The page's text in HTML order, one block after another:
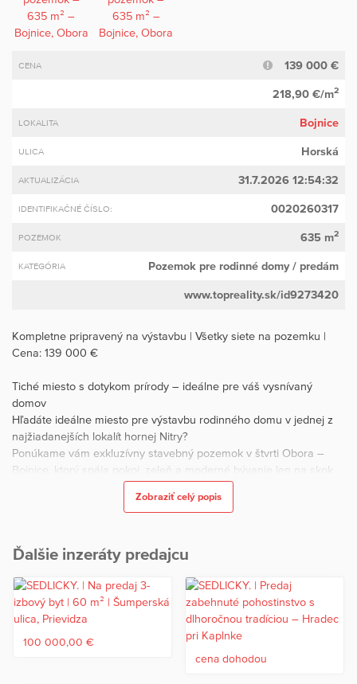
CENA 139 000 €
218,90 €/m2
LOKALITA Bojnice
ULICA Horská
AKTUALIZÁCIA 31.7.2026 12:54:32
IDENTIFIKAČNÉ ČÍSLO: 0020260317
POZEMOK 635 m2
KATEGÓRIA Pozemok pre rodinné domy/ predám
www.topreality.sk/id9273420
Kompletne pripravený na výstavbu | Všetky siete na pozemku |
Cena: 139 000 €
Tiché miesto s dotykom prírody – ideálne pre váš vysnívaný
domov
Hľadáte ideálne miesto pre výstavbu rodinného domu v jednej z
najžiadanejších lokalít hornej Nitry?
Ponúkame vám exkluzívny stavebný pozemok v štvrti Obora –
Bojnice, ktorý spája pokoj, zeleň a moderné bývanie len na skok
obklopuje les, čo vytvára príjemnú atmosféru pokoja a súkromia.
Základné informácie
• Lokalita: Obora, Bojnice – tichá rezidenčná zóna s novou
zástavbou
Zobraziť celý popis
Ďalšie inzeráty predajcu
100 000,00 €
cena dohodou